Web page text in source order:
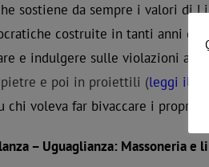
sostiene da sempre i valori di
costruite in tanti anni di
e indulgere sulle violazioni
e poi in proiettili (leggi il
chi voleva far bivaccare i propri
– Uguaglianza: Massoneria e